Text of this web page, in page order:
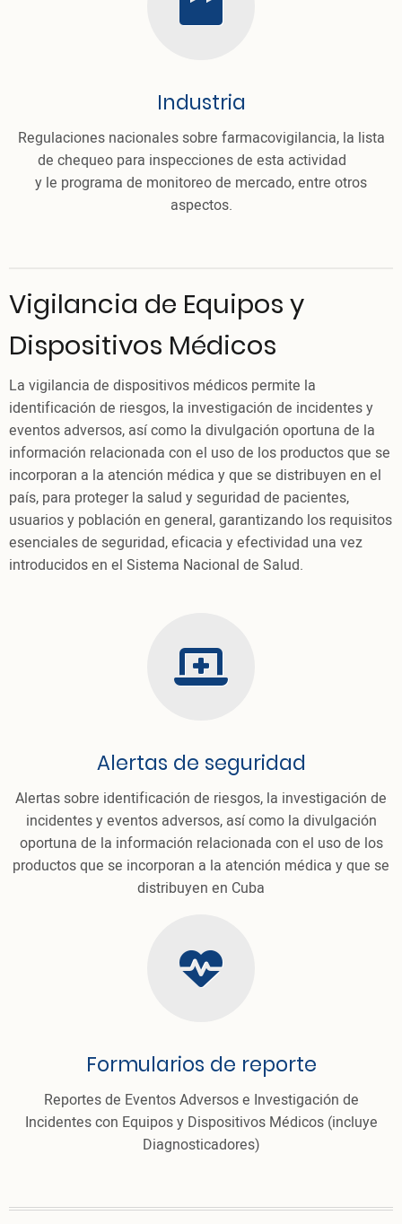
Industria
Regulaciones nacionales sobre farmacovigilancia, la lista
de chequeo para inspecciones de esta actividad
y le programa de monitoreo de mercado, entre otros
aspectos.
Vigilancia de Equipos y
Dispositivos Médicos
La vigilancia de dispositivos médicos permite la
identificación de riesgos, la investigación de incidentes y
eventos adversos, así como la divulgación oportuna de la
información relacionada con el uso de los productos que se
incorporan a la atención médica y que se distribuyen en el
país, para proteger la salud y seguridad de pacientes,
usuarios y población en general, garantizando los requisitos
esenciales de seguridad, eficacia y efectividad una vez
introducidos en el Sistema Nacional de Salud.
Alertas de seguridad
Alertas sobre identificación de riesgos, la investigación de
incidentes y eventos adversos, así como la divulgación
oportuna de la información relacionada con el uso de los
productos que se incorporan a la atención médica y que se
distribuyen en Cuba
Formularios de reporte
Reportes de Eventos Adversos e Investigación de
Incidentes con Equipos y Dispositivos Médicos (incluye
Diagnosticadores)